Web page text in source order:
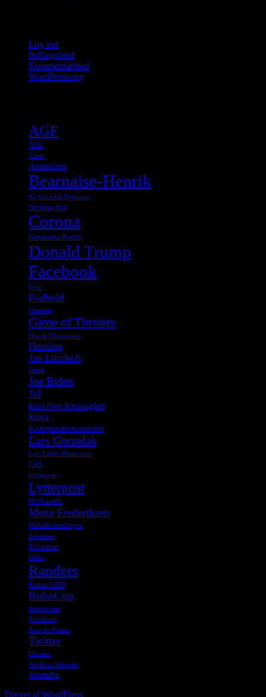
Log ind
Indlægsfeed
Kommentarfeed
WordPress.org
AGF
Aldi
Alien
Australien
Bearnaise-Henrik
Bo Gorzelak Pedersen
Breaking Bad
Corona
Danmarks Radio
Donald Trump
Facebook
Ferie
Fodbold
Frankrig
Game of Thrones
Henrik Christensen
Herning
Jan Lützhøft
Japan
Joe Biden
Jul
Karl Ove Knausgård
Kina
Konspirationsteorier
Lars Gorzelak
Lars Løkke Rasmussen
Lidl
Luftgevær
Lytterpost
McDonald's
Mette Frederiksen
Midalderlandsbyen
Pokemon
Politiken
Påske
Randers
Rema 1000
RoboCop
Sexrobotter
Speedway
Tour de France
Twitter
Ukraine
World of Warcraft
Youtube
Drevet af WordPress